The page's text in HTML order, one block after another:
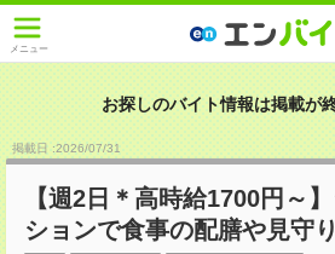
メニュー
お探しのバイト情報は掲載が
掲載日 :2026/07/31
【週2日＊高時給1700円～
ションで食事の配膳や見守